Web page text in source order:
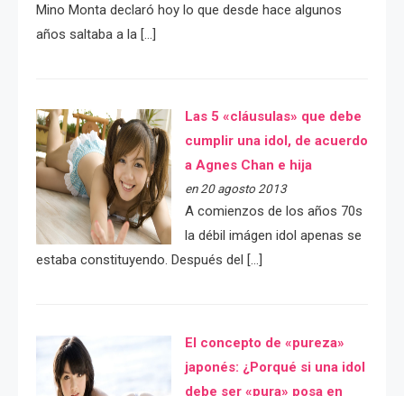
Mino Monta declaró hoy lo que desde hace algunos
años saltaba a la […]
Las 5 «cláusulas» que debe
cumplir una idol, de acuerdo
a Agnes Chan e hija
en 20 agosto 2013
A comienzos de los años 70s
la débil imágen idol apenas se
estaba constituyendo. Después del […]
El concepto de «pureza»
japonés: ¿Porqué si una idol
debe ser «pura» posa en